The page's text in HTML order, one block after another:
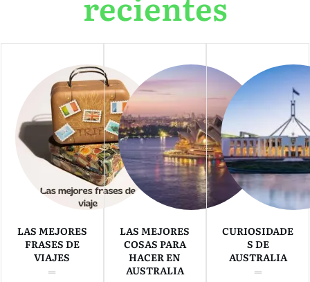
LAS MEJORES
FRASES DE
VIAJES
LAS MEJORES
COSAS PARA
HACER EN
AUSTRALIA
CURIOSIDADE
S DE
AUSTRALIA